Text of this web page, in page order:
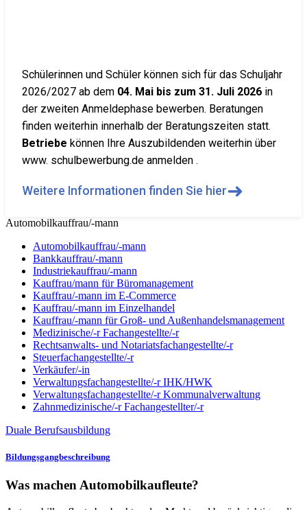
Schülerinnen und Schüler können sich für das Schuljahr
2026/2027 ab dem 04. Mai bis zum 31. Juli 2026 in
der zweiten Anmeldephase bewerben. Beratungen
finden weiterhin innerhalb der Beratungszeiten statt.
Betriebe können Ihre Auszubildenden weiterhin über
www. schulbewerbung.de anmelden .
Weitere Informationen finden Sie hier➜
Automobilkauffrau/-mann
Automobilkauffrau/-mann
Bankkauffrau/-mann
Industriekauffrau/-mann
Kauffrau/mann für Büromanagement
Kauffrau/-mann im E-Commerce
Kauffrau/-mann im Einzelhandel
Kauffrau/-mann für Groß- und Außen­handels­manage­ment
Medizinische/-r Fachangestellte/-r
Rechtsanwalts- und Notariatsfachangestellte/-r
Steuerfachangestellte/-r
Verkäufer/-in
Verwaltungs­fach­angestellte/-r IHK/HWK
Verwaltungsfach­angestellte/-r Kommunal­verwaltung
Zahnmedizinische/-r Fachangestellter/-r
Duale Berufsausbildung
Bildungsgangbeschreibung
Was machen Automobilkaufleute?